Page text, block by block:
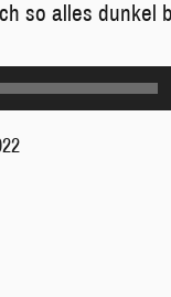
so alles dunkel